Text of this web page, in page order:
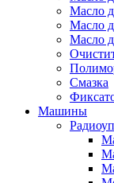
Масло
Масло
Масло
Смазка
Машины